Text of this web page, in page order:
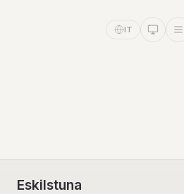
IT
Eskilstuna